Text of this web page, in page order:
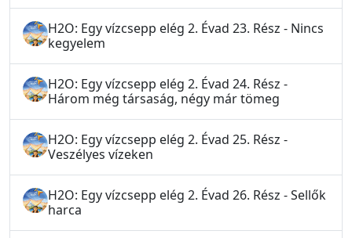
H2O: Egy vízcsepp elég 2. Évad 23. Rész - Nincs
kegyelem
H2O: Egy vízcsepp elég 2. Évad 24. Rész -
Három még társaság, négy már tömeg
H2O: Egy vízcsepp elég 2. Évad 25. Rész -
Veszélyes vízeken
H2O: Egy vízcsepp elég 2. Évad 26. Rész - Sellők
harca